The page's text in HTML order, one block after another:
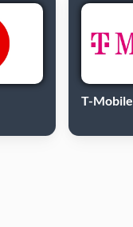
T-Mobile